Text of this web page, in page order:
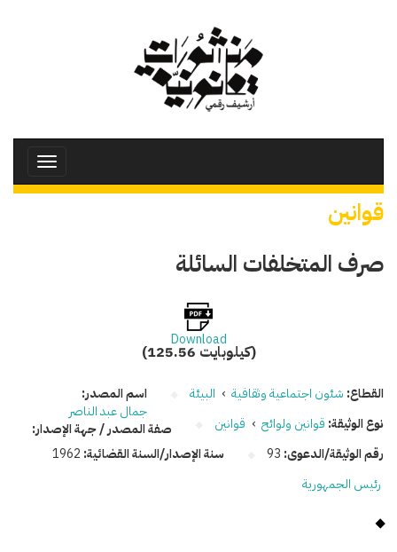
Toggle
قوانين
صرف المتخلفات السائلة
Download
(125.56 كيلوبايت)
القطاع: شئون اجتماعية وثقافية › البيئة
نوع الوثيقة: قوانين ولوائح › قوانين
رقم الوثيقة/الدعوى: 93 سنة الإصدار/السنة القضائية: 1962
اسم المصدر:
جمال عبد الناصر
صفة المصدر / جهة الإصدار:
رئيس الجمهورية